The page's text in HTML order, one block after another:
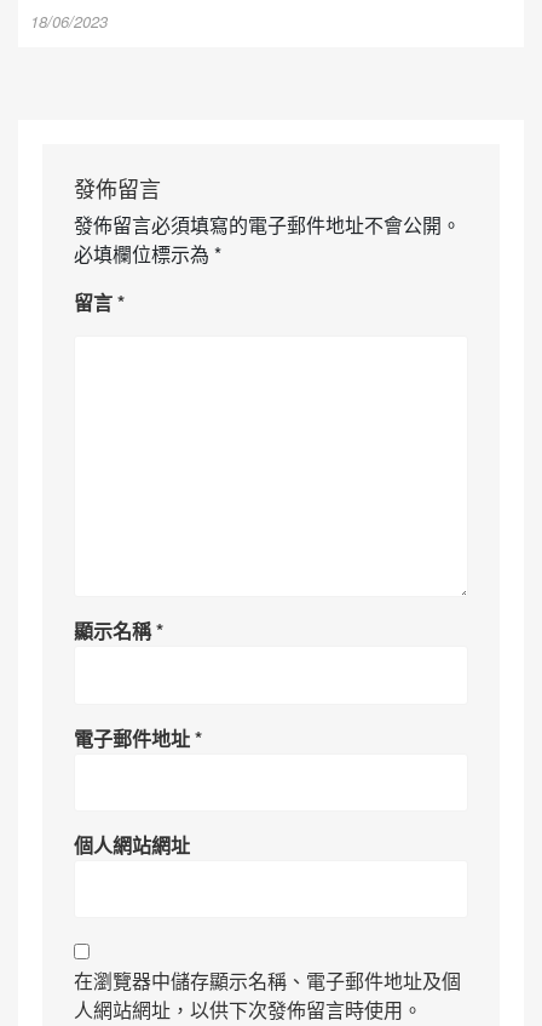
18/06/2023
發佈留言
發佈留言必須填寫的電子郵件地址不會公開。
必填欄位標示為 *
留言*
顯示名稱*
電子郵件地址*
個人網站網址
在瀏覽器中儲存顯示名稱、電子郵件地址及個
人網站網址，以供下次發佈留言時使用。